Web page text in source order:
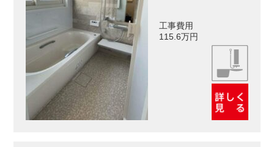
工事費用
115.6万円